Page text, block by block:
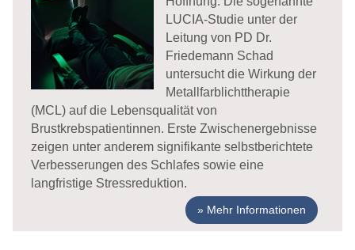
LUCIA-Studie unter der
Leitung von PD Dr.
Friedemann Schad
untersucht die Wirkung der
Metallfarblichttherapie
(MCL) auf die Lebensqualität von
Brustkrebspatientinnen. Erste Zwischenergebnisse
zeigen unter anderem signifikante selbstberichtete
Verbesserungen des Schlafes sowie eine
langfristige Stressreduktion.
Mehr Informationen